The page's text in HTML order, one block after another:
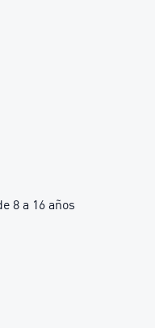
8 a 16 años